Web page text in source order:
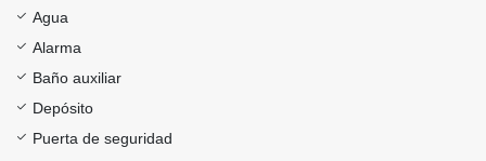
Agua
Alarma
Baño auxiliar
Depósito
Puerta de seguridad